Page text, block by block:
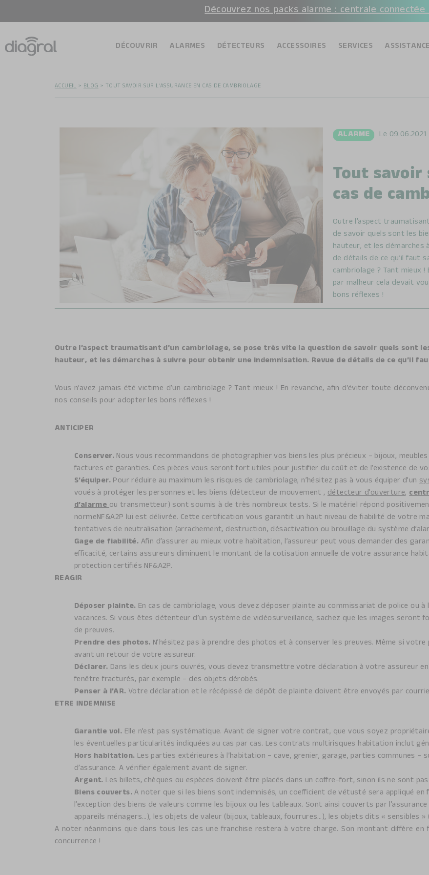
Découvrez nos packs alarme : centrale connectée
DÉCOUVRIR ALARMES DÉTECTEURS ACCESSOIRES SERVICES ASSISTANCE
ACCUEIL > BLOG > TOUT SAVOIR SUR L’ASSURANCE EN CAS DE CAMBRIOLAGE
ALARME Le 09.06.2021
Tout savoir
cas de
Outre l’aspect
de savoir quels sont les
hauteur, et les démarches
de détails de ce qu’il faut
cambriolage ? Tant mieux
par malheur cela devait
bons réflexes !
Outre l’aspect traumatisant d’un cambriolage, se pose très vite la question de savoir quels sont
hauteur, et les démarches à suivre pour obtenir une indemnisation. Revue de détails de ce qu’il
Vous n’avez jamais été victime d’un cambriolage ? Tant mieux ! En revanche, afin d’éviter toute
nos conseils pour adopter les bons réflexes !
ANTICIPER
Conserver. Nous vous recommandons de photographier vos biens les plus précieux – bijoux,
factures et garanties. Ces pièces vous seront fort utiles pour justifier du coût et de l’existence de
S’équiper. Pour réduire au maximum les risques de cambriolage, n’hésitez pas à vous équiper d’un
voués à protéger les personnes et les biens (détecteur de mouvement , détecteur d’ouverture,
d’alarmeou transmetteur) sont soumis à de très nombreux tests. Si le matériel répond
normeNF&A2P lui est délivrée. Cette certification vous garantit un haut niveau de fiabilité de votre
tentatives de neutralisation (arrachement, destruction, désactivation ou brouillage du système
Gage de fiabilité. Afin d’assurer au mieux votre habitation, l’assureur peut vous demander des
efficacité, certains assureurs diminuent le montant de la cotisation annuelle de votre assurance
protection certifiés NF&A2P.
REAGIR
Déposer plainte. En cas de cambriolage, vous devez déposer plainte au commissariat de police ou
vacances. Si vous êtes détenteur d’un système de vidéosurveillance, sachez que les images
de preuves.
Prendre des photos. N’hésitez pas à prendre des photos et à conserver les preuves. Même si
avant un retour de votre assureur.
Déclarer. Dans les deux jours ouvrés, vous devez transmettre votre déclaration à votre assureur
fenêtre fracturés, par exemple – des objets dérobés.
Penser à l’AR. Votre déclaration et le récépissé de dépôt de plainte doivent être envoyés par
ETRE INDEMNISE
Garantie vol. Elle n’est pas systématique. Avant de signer votre contrat, que vous soyez
les éventuelles particularités indiquées au cas par cas. Les contrats multirisques habitation inclut
Hors habitation. Les parties extérieures à l’habitation – cave, grenier, garage, parties communes
d’assurance. A vérifier également avant de signer.
Argent. Les billets, chèques ou espèces doivent être placés dans un coffre-fort, sinon ils ne sont pas
Biens couverts. A noter que si les biens sont indemnisés, un coefficient de vétusté sera appliqué
l’exception des biens de valeurs comme les bijoux ou les tableaux. Sont ainsi couverts par
appareils ménagers…), les objets de valeur (bijoux, tableaux, fourrures…), les objets dits « sensibles
A noter néanmoins que dans tous les cas une franchise restera à votre charge. Son montant diffère
concurrence !